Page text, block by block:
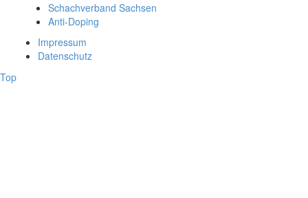
Schachverband Sachsen
Anti-Doping
Impressum
Datenschutz
Top